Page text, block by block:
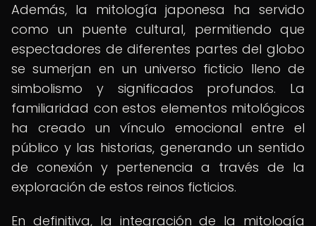
Además, la mitología japonesa ha servido
como un puente cultural, permitiendo que
espectadores de diferentes partes del globo
se sumerjan en un universo ficticio lleno de
simbolismo y significados profundos. La
familiaridad con estos elementos mitológicos
ha creado un vínculo emocional entre el
público y las historias, generando un sentido
de conexión y pertenencia a través de la
exploración de estos reinos ficticios.
En definitiva, la integración de la mitología